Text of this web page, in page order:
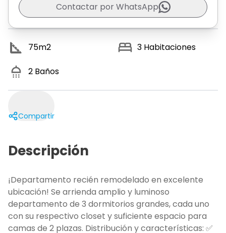
Contactar por WhatsApp
75m2 3 Habitaciones
2 Baños
Compartir
Descripción
¡Departamento recién remodelado en excelente
ubicación! Se arrienda amplio y luminoso
departamento de 3 dormitorios grandes, cada uno
con su respectivo closet y suficiente espacio para
camas de 2 plazas. Distribución y características: ✅